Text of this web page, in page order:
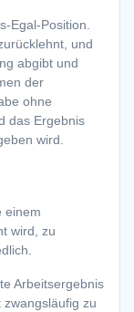
Egal-Position.
und
abgibt und
der
ohne
das Ergebnis
wird.
einem
wird, zu
Arbeitsergebnis
zu